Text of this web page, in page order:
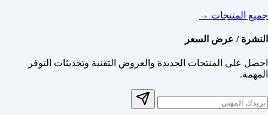
جميع المنتجات →
النشرة / عرض السعر
احصل على المنتجات الجديدة والعروض التقنية وتحديثات التوفر
المهمة.